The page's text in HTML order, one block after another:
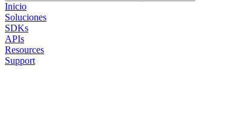
Inicio
Soluciones
SDKs
APIs
Resources
Support